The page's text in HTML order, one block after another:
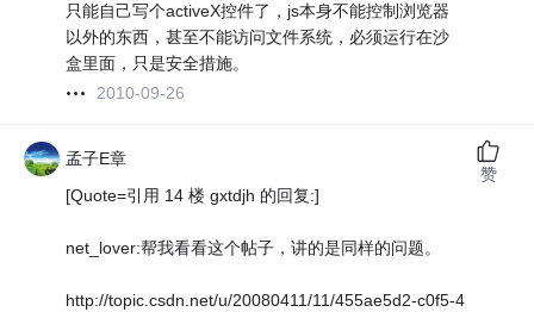
只能自己写个activeX控件了，js本身不能控制浏览器
以外的东西，甚至不能访问文件系统，必须运行在沙
盒里面，只是安全措施。
2010-09-26
孟子E章
[Quote=引用 14 楼 gxtdjh 的回复:]
net_lover:帮我看看这个帖子，讲的是同样的问题。
http://topic.csdn.net/u/20080411/11/455ae5d2-c0f5-4
赞